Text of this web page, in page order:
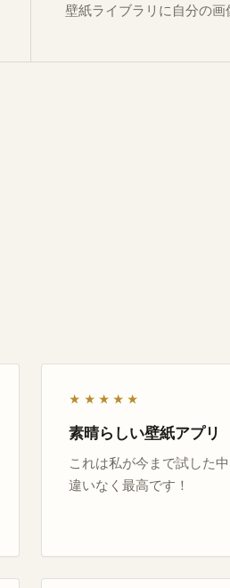
壁紙ライブラリに自分の画
★★★★★
素晴らしい壁紙アプリ
これは私が今まで試した
違いなく最高です！